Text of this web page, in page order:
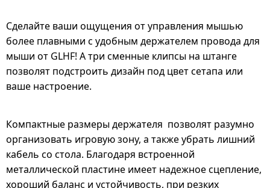
Сделайте ваши ощущения от управления мышью
более плавными с удобным держателем провода для
мыши от GLHF! А три сменные клипсы на штанге
позволят подстроить дизайн под цвет сетапа или
ваше настроение.
Компактные размеры держателя позволят разумно
организовать игровую зону, а также убрать лишний
кабель со стола. Благодаря встроенной
металлической пластине имеет надежное сцепление,
хороший баланс и устойчивость, при резких